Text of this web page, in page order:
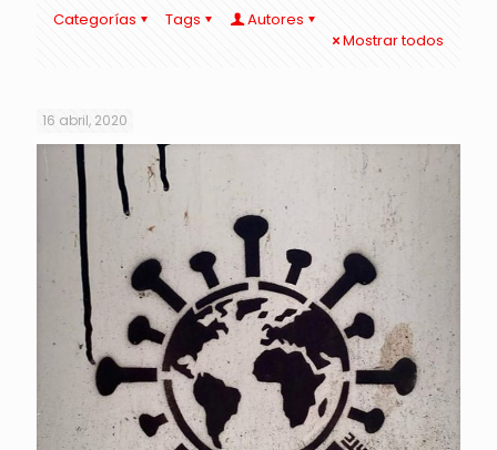
Categorías Tags
Autores
Mostrar todos
16 abril, 2020